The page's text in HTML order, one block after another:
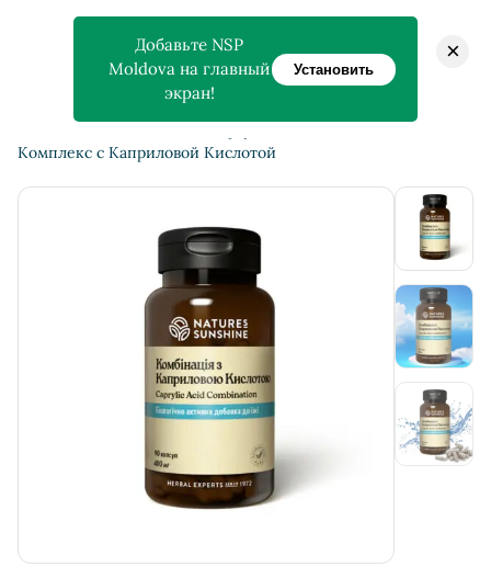
> >
Комплекс с Каприловой Кислотой
Добавьте NSP
Moldova на главный
экран!
Установить
×